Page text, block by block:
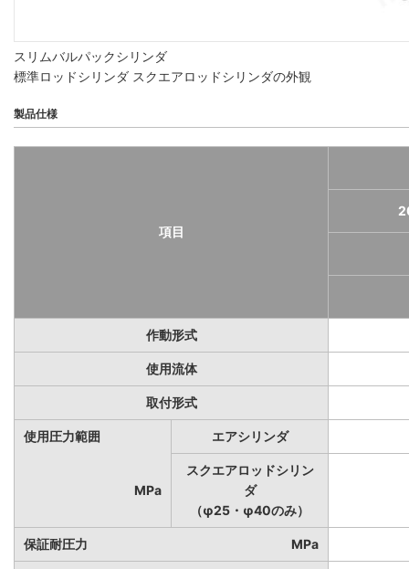
スリムバルパックシリンダ
標準ロッドシリンダ スクエアロッドシリンダの外観
製品仕様
項目
作動形式
使用流体
取付形式
使用圧力範囲 エアシリンダ
MPa
スクエアロッドシリン
ダ
（φ25・φ40のみ）
保証耐圧力 MPa